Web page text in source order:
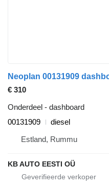
€ 310
Onderdeel - dashboard
00131909
diesel
Estland, Rummu
KB AUTO EESTI OÜ